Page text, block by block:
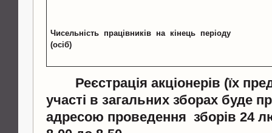
Чисельність працівників на кінець періоду
(осіб)
Реєстраціяакціонерів (їх
участі в загальних зборах буде
адресою проведення зборів24